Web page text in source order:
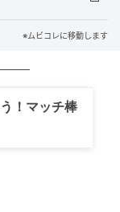
見どころの一つ
たらと思いま
す。2022年か
ので、毎年
※ムビコレに移動します
！マッチ棒